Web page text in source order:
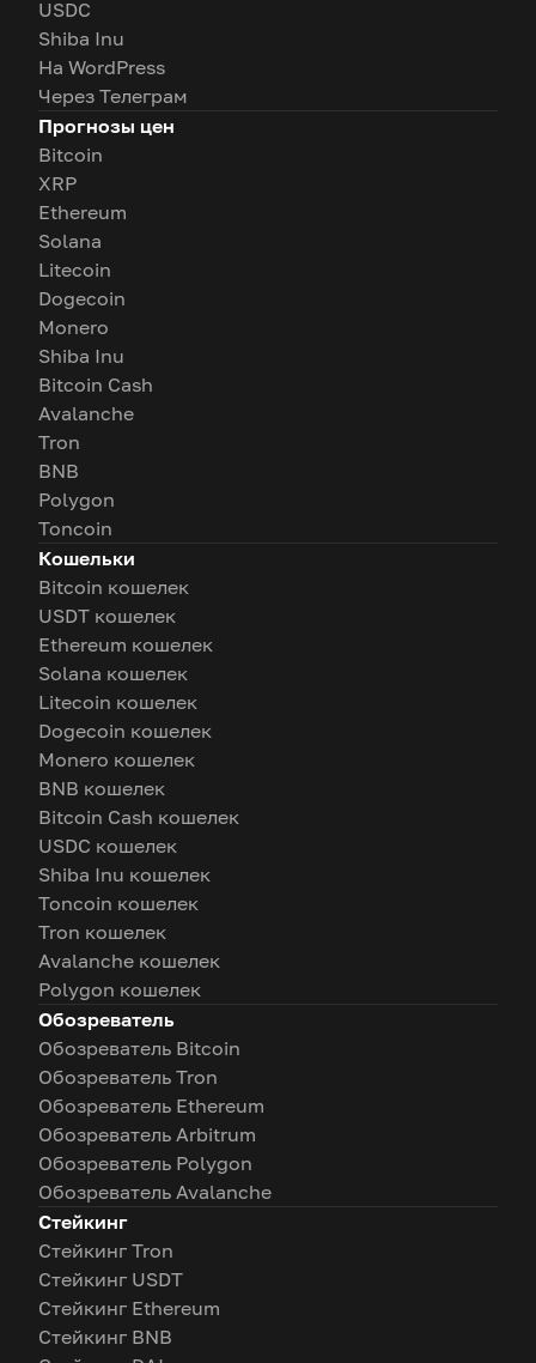
USDC
Shiba Inu
На WordPress
Через Телеграм
Прогнозы цен
Bitcoin
XRP
Ethereum
Solana
Litecoin
Dogecoin
Monero
Shiba Inu
Bitcoin Cash
Avalanche
Tron
BNB
Polygon
Toncoin
Кошельки
Bitcoin кошелек
USDT кошелек
Ethereum кошелек
Solana кошелек
Litecoin кошелек
Dogecoin кошелек
Monero кошелек
BNB кошелек
Bitcoin Cash кошелек
USDC кошелек
Shiba Inu кошелек
Toncoin кошелек
Tron кошелек
Avalanche кошелек
Polygon кошелек
Обозреватель
Обозреватель Bitcoin
Обозреватель Tron
Обозреватель Ethereum
Обозреватель Arbitrum
Обозреватель Polygon
Обозреватель Avalanche
Стейкинг
Стейкинг Tron
Стейкинг USDT
Стейкинг Ethereum
Стейкинг BNB